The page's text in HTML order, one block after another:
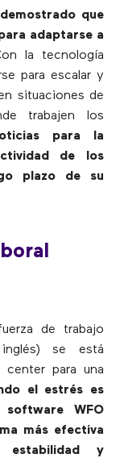
que
adaptarse a
la tecnología
para escalar y
situaciones de
trabajen los
para la
de los
plazo de su
de trabajo
se está
para una
el estrés es
WFO
más efectiva
estabilidad y